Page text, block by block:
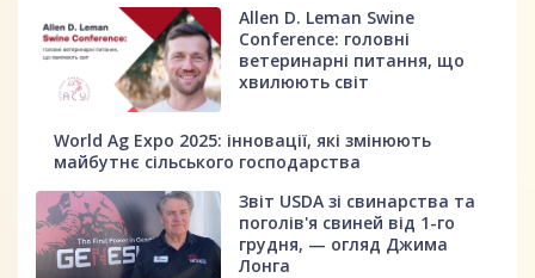
Allen D. Leman Swine
Conference: головні
ветеринарні питання, що
хвилюють світ
World Ag Expo 2025: інновації, які змінюють
майбутнє сільського господарства
Звіт USDA зі свинарства та
поголів'я свиней від 1-го
грудня, — огляд Джима
Лонга